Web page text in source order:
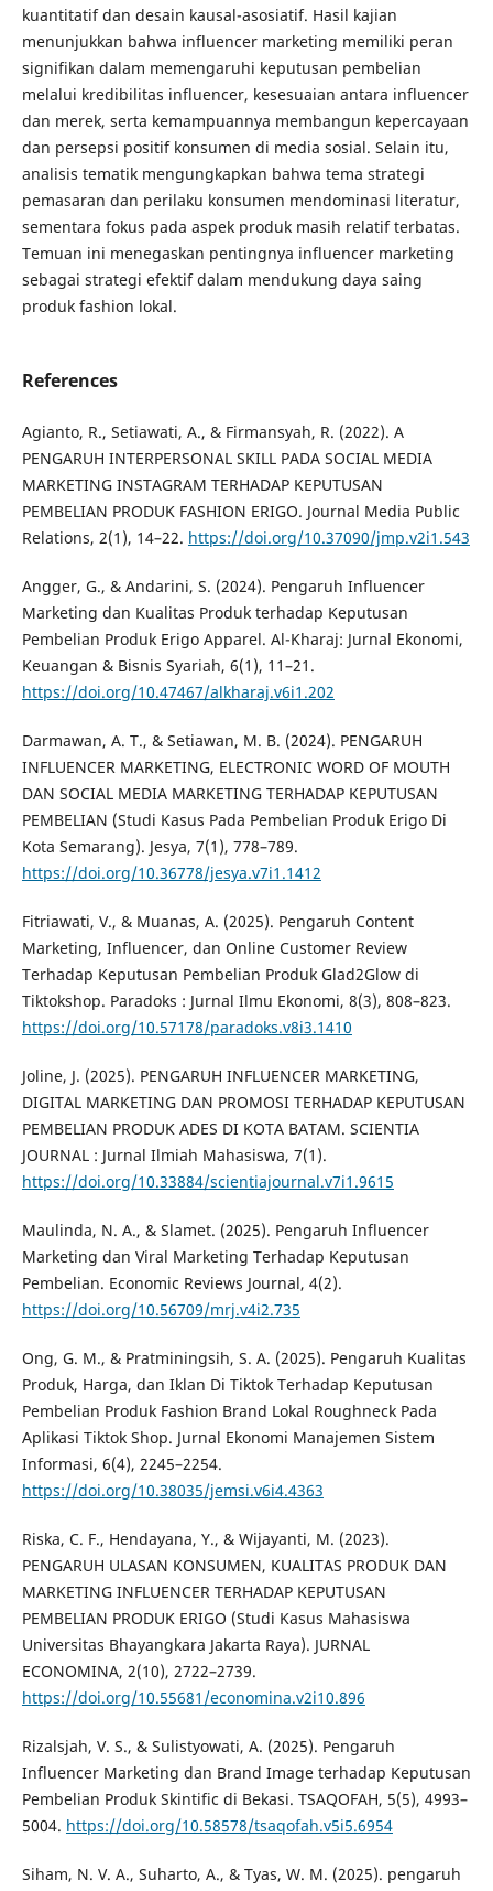
kuantitatif dan desain kausal-asosiatif. Hasil kajian
menunjukkan bahwa influencer marketing memiliki peran
signifikan dalam memengaruhi keputusan pembelian
melalui kredibilitas influencer, kesesuaian antara influencer
dan merek, serta kemampuannya membangun kepercayaan
dan persepsi positif konsumen di media sosial. Selain itu,
analisis tematik mengungkapkan bahwa tema strategi
pemasaran dan perilaku konsumen mendominasi literatur,
sementara fokus pada aspek produk masih relatif terbatas.
Temuan ini menegaskan pentingnya influencer marketing
sebagai strategi efektif dalam mendukung daya saing
produk fashion lokal.
References
Agianto, R., Setiawati, A., & Firmansyah, R. (2022). A
PENGARUH INTERPERSONAL SKILL PADA SOCIAL MEDIA
MARKETING INSTAGRAM TERHADAP KEPUTUSAN
PEMBELIAN PRODUK FASHION ERIGO. Journal Media Public
Relations, 2(1), 14–22. https://doi.org/10.37090/jmp.v2i1.543
Angger, G., & Andarini, S. (2024). Pengaruh Influencer
Marketing dan Kualitas Produk terhadap Keputusan
Pembelian Produk Erigo Apparel. Al-Kharaj: Jurnal Ekonomi,
Keuangan & Bisnis Syariah, 6(1), 11–21.
https://doi.org/10.47467/alkharaj.v6i1.202
Darmawan, A. T., & Setiawan, M. B. (2024). PENGARUH
INFLUENCER MARKETING, ELECTRONIC WORD OF MOUTH
DAN SOCIAL MEDIA MARKETING TERHADAP KEPUTUSAN
PEMBELIAN (Studi Kasus Pada Pembelian Produk Erigo Di
Kota Semarang). Jesya, 7(1), 778–789.
https://doi.org/10.36778/jesya.v7i1.1412
Fitriawati, V., & Muanas, A. (2025). Pengaruh Content
Marketing, Influencer, dan Online Customer Review
Terhadap Keputusan Pembelian Produk Glad2Glow di
Tiktokshop. Paradoks : Jurnal Ilmu Ekonomi, 8(3), 808–823.
https://doi.org/10.57178/paradoks.v8i3.1410
Joline, J. (2025). PENGARUH INFLUENCER MARKETING,
DIGITAL MARKETING DAN PROMOSI TERHADAP KEPUTUSAN
PEMBELIAN PRODUK ADES DI KOTA BATAM. SCIENTIA
JOURNAL : Jurnal Ilmiah Mahasiswa, 7(1).
https://doi.org/10.33884/scientiajournal.v7i1.9615
Maulinda, N. A., & Slamet. (2025). Pengaruh Influencer
Marketing dan Viral Marketing Terhadap Keputusan
Pembelian. Economic Reviews Journal, 4(2).
https://doi.org/10.56709/mrj.v4i2.735
Ong, G. M., & Pratminingsih, S. A. (2025). Pengaruh Kualitas
Produk, Harga, dan Iklan Di Tiktok Terhadap Keputusan
Pembelian Produk Fashion Brand Lokal Roughneck Pada
Aplikasi Tiktok Shop. Jurnal Ekonomi Manajemen Sistem
Informasi, 6(4), 2245–2254.
https://doi.org/10.38035/jemsi.v6i4.4363
Riska, C. F., Hendayana, Y., & Wijayanti, M. (2023).
PENGARUH ULASAN KONSUMEN, KUALITAS PRODUK DAN
MARKETING INFLUENCER TERHADAP KEPUTUSAN
PEMBELIAN PRODUK ERIGO (Studi Kasus Mahasiswa
Universitas Bhayangkara Jakarta Raya). JURNAL
ECONOMINA, 2(10), 2722–2739.
https://doi.org/10.55681/economina.v2i10.896
Rizalsjah, V. S., & Sulistyowati, A. (2025). Pengaruh
Influencer Marketing dan Brand Image terhadap Keputusan
Pembelian Produk Skintific di Bekasi. TSAQOFAH, 5(5), 4993–
5004. https://doi.org/10.58578/tsaqofah.v5i5.6954
Siham, N. V. A., Suharto, A., & Tyas, W. M. (2025). pengaruh